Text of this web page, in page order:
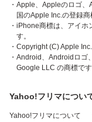
・Apple、Appleのロゴ
国のApple Inc.の登録商
・iPhone商標は、アイ
す。
・Copyright (C) Apple
・Android、Androidロゴ
Google LLC の商標です
Yahoo!フリマについ
Yahoo!フリマについて